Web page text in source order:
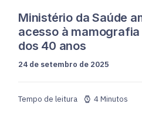
Ministério da Saúde
acesso à
dos 40 anos
24 de setembro de 2025
4 Minutos